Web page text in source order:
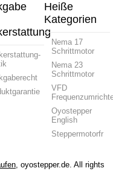
Heiße
Kategorien
Nema 17
Schrittmotor
Nema 23
Schrittmotor
VFD
Oyostepper
English
Steppermotorfr
, oyostepper.de. All rights